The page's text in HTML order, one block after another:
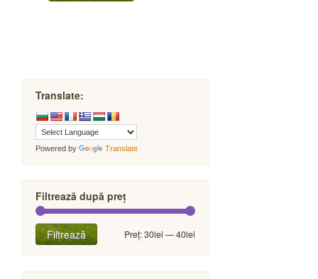
Translate:
Powered by Translate
Filtrează după preț
Filtrează Preț:30lei —40lei